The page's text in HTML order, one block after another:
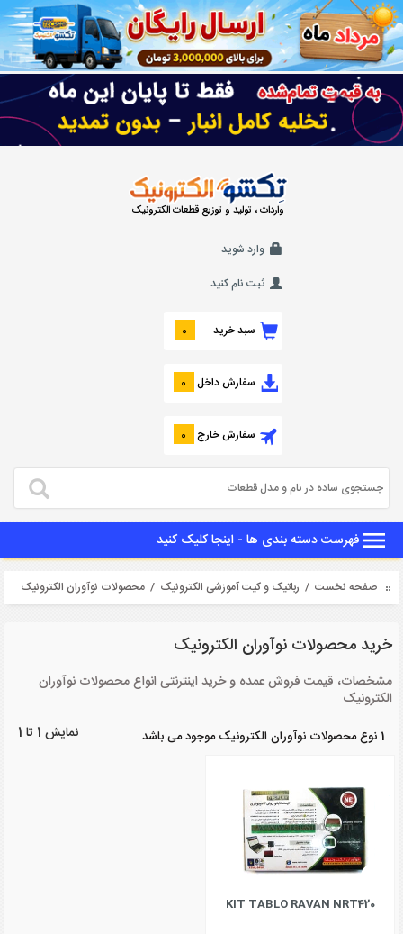
واردات ، تولید و توزیع قطعات الکترونیک
وارد شوید
ثبت نام کنید
سبد خرید 0
سفارش داخل 0
سفارش خارج 0
فهرست دسته بندی ها - اینجا کلیک کنید
صفحه نخست / رباتیک و کیت آموزشی الکترونیک / محصولات نوآوران الکترونیک
خرید محصولات نوآوران الکترونیک
مشخصات، قیمت فروش عمده و خرید اینترنتی انواع محصولات نوآوران
الکترونیک
1 نوع محصولات نوآوران الکترونیک موجود می باشد نمایش 1 تا 1
KIT TABLO RAVAN NRT420